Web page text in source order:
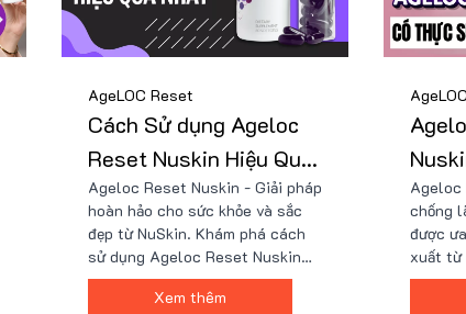
AgeLOC Reset
Cách Sử dụng Ageloc
Reset Nuskin Hiệu Quả
Nhất
Ageloc Reset Nuskin - Giải pháp
hoàn hảo cho sức khỏe và sắc
đẹp từ NuSkin. Khám phá cách
sử dụng Ageloc Reset Nuskin
hiệu quả, cùng thông tin chi tiết
về thành phần, công dụng và giá
Xem thêm
Ageloc
chống
được ưa
xuất từ
công
nhận